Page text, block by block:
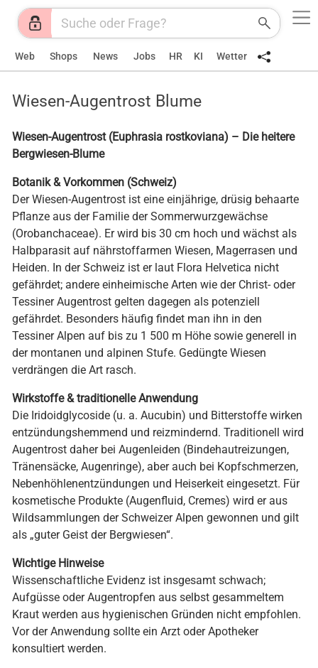
Web Shops News Jobs HR KI Wetter
Wiesen-Augentrost Blume
Wiesen-Augentrost (Euphrasia rostkoviana) – Die heitere
Bergwiesen-Blume
Botanik & Vorkommen (Schweiz)
Der Wiesen-Augentrost ist eine einjährige, drüsig behaarte
Pflanze aus der Familie der Sommerwurzgewächse
(Orobanchaceae). Er wird bis 30 cm hoch und wächst als
Halbparasit auf nährstoffarmen Wiesen, Magerrasen und
Heiden. In der Schweiz ist er laut Flora Helvetica nicht
gefährdet; andere einheimische Arten wie der Christ- oder
Tessiner Augentrost gelten dagegen als potenziell
gefährdet. Besonders häufig findet man ihn in den
Tessiner Alpen auf bis zu 1 500 m Höhe sowie generell in
der montanen und alpinen Stufe. Gedüngte Wiesen
verdrängen die Art rasch.
Wirkstoffe & traditionelle Anwendung
Die Iridoidglycoside (u. a. Aucubin) und Bitterstoffe wirken
entzündungshemmend und reizmindernd. Traditionell wird
Augentrost daher bei Augenleiden (Bindehautreizungen,
Tränensäcke, Augenringe), aber auch bei Kopfschmerzen,
Nebenhöhlenentzündungen und Heiserkeit eingesetzt. Für
kosmetische Produkte (Augenfluid, Cremes) wird er aus
Wildsammlungen der Schweizer Alpen gewonnen und gilt
als „guter Geist der Bergwiesen“.
Wichtige Hinweise
Wissenschaftliche Evidenz ist insgesamt schwach;
Aufgüsse oder Augentropfen aus selbst gesammeltem
Kraut werden aus hygienischen Gründen nicht empfohlen.
Vor der Anwendung sollte ein Arzt oder Apotheker
konsultiert werden.